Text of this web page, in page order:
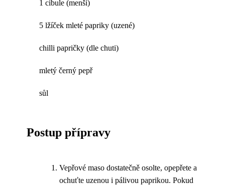
1 cibule (menší)
5 lžíček mleté papriky (uzené)
chilli papričky (dle chuti)
mletý černý pepř
sůl
Postup přípravy
Vepřové maso dostatečně osolte, opepřete a
ochuťte uzenou i pálivou paprikou. Pokud